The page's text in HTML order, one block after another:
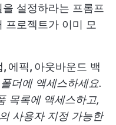
설정하라는 프롬프
프로젝트가 이미 모
, 에픽, 아웃바운드 백
더에 액세스하세요.
목록에 액세스하고,
사용자 지정 가능한